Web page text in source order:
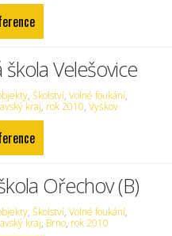
Velešovice
,Školství,Volné foukání,
kraj, rok 2010,Vyškov
Ořechov (B)
,Školství,Volné foukání,
kraj, Brno, rok 2010